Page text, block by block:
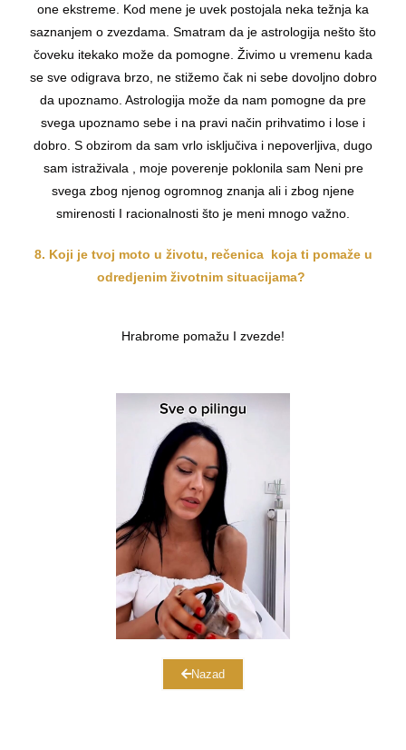
one ekstreme. Kod mene je uvek postojala neka težnja ka
saznanjem o zvezdama. Smatram da je astrologija nešto što
čoveku itekako može da pomogne. Živimo u vremenu kada
se sve odigrava brzo, ne stižemo čak ni sebe dovoljno dobro
da upoznamo. Astrologija može da nam pomogne da pre
svega upoznamo sebe i na pravi način prihvatimo i lose i
dobro. S obzirom da sam vrlo isključiva i nepoverljiva, dugo
sam istraživala , moje poverenje poklonila sam Neni pre
svega zbog njenog ogromnog znanja ali i zbog njene
smirenosti I racionalnosti što je meni mnogo važno.
8. Koji je tvoj moto u životu, rečenica koja ti pomaže u
odredjenim životnim situacijama?
Hrabrome pomažu I zvezde!
Nazad